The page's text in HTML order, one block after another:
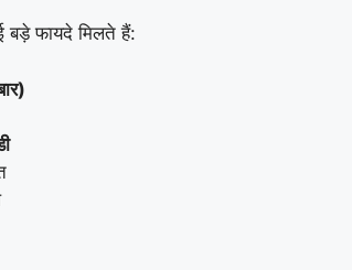
फायदे मिलते हैं: